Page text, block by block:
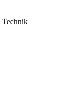
Technik